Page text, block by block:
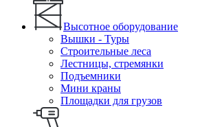
Высотное оборудование
Вышки - Туры
Строительные леса
Лестницы, стремянки
Подъемники
Мини краны
Площадки для грузов